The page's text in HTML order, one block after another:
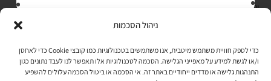
ניהול הסכמות
כדי לספק חוויית משתמש מיטבית, אנו משתמשים בטכנולוגיות כמו קובצי Cookie כדי לאחסן
ו/או לגשת למידע על מאפייני הגלישה. הסכמה לטכנולוגיות אלו תאפשר לנו לעבד נתונים כגון
התנהגות גלישה או מדדים ייחודיים באתר זה. אי הסכמה או ביטול הסכמה עלולים להשפיע
והעומד בתקן אבטחה PCI DSS Level-1
לתקנון האתר»